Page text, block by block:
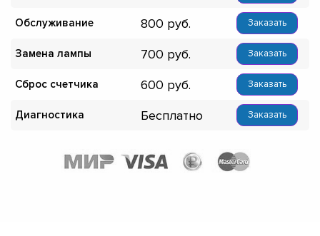
Обслуживание 800 Заказать
Замена лампы 700 Заказать
Сброс счетчика 600 Заказать
Диагностика Бесплатно Заказать